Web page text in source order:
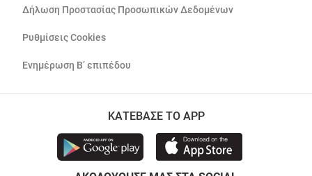
Δήλωση Προστασίας Προσωπικών Δεδομένων
Ρυθμίσεις Cookies
Ενημέρωση Β’ επιπέδου
ΚΑΤΕΒΑΣΕ ΤΟ APP